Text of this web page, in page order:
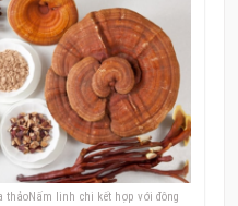
linh chi kết hợp với đông